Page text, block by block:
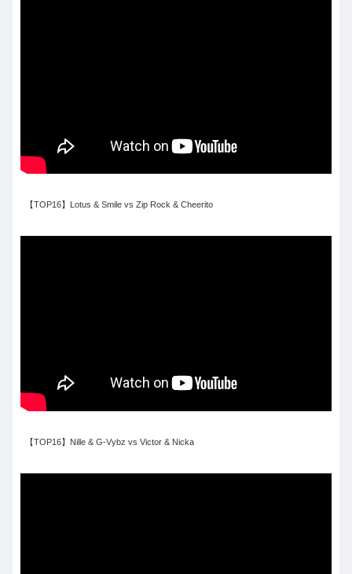
【TOP16】Lotus & Smile vs Zip Rock & Cheerito
【TOP16】Nille & G-Vybz vs Victor & Nicka